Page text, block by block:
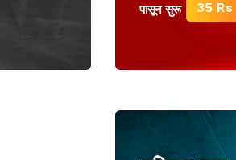
पासून सुरू 35 Rs